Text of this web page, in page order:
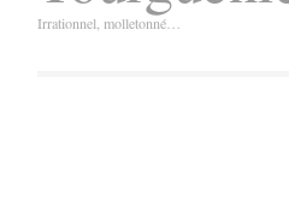
Irrationnel, molletonné…